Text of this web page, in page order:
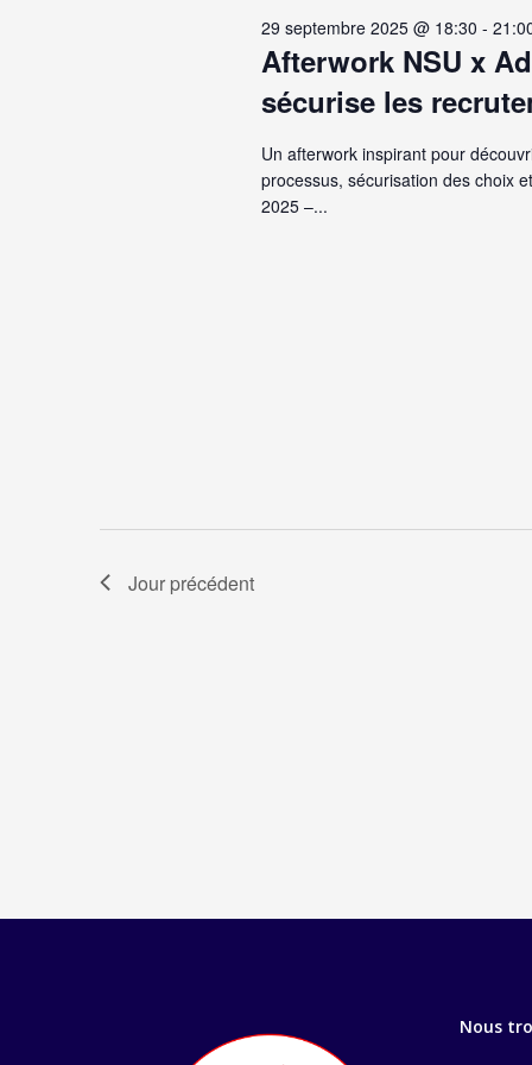
2025
ÉvènementsAfterwork NSU x
sécurise les
29 septembre 2025 @ 18:30 -
Un afterwork inspirant pour
processus, sécurisation des choix
2025 –...
Jour précédent
Nous